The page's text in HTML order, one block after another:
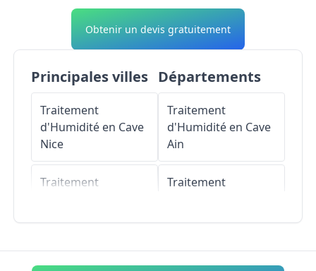
Obtenir un devis gratuitement
Principales villes
Traitement
d'Humidité en Cave
Nice
Traitement
Traitement
Départements
Traitement
d'Humidité en Cave
Ain
Traitement
Traitement